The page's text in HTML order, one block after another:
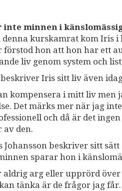
inte minnen i
denna kurskamrat kom Iris
förstod hon att hon har ett
liv genom system och
beskriver Iris sitt liv även
kompensera i mitt liv
Det märks mer när jag
och då är det
av den.
Johansson beskriver sitt
sparar hon i
aldrig arg eller upprörd
tänka är de frågor jag